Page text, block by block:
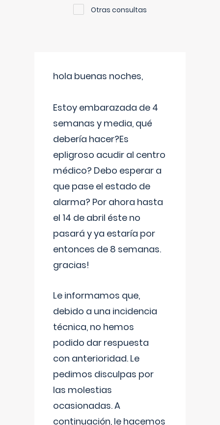
Otras consultas
hola buenas noches,
Estoy embarazada de 4
semanas y media, qué
debería hacer?Es
epligroso acudir al centro
médico? Debo esperar a
que pase el estado de
alarma? Por ahora hasta
el 14 de abril éste no
pasará y ya estaría por
entonces de 8 semanas.
gracias!
Le informamos que,
debido a una incidencia
técnica, no hemos
podido dar respuesta
con anterioridad. Le
pedimos disculpas por
las molestias
ocasionadas. A
continuación, le hacemos